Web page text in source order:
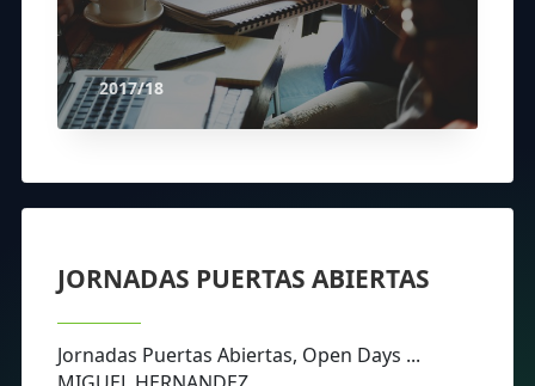
2017/18
JORNADAS PUERTAS ABIERTAS
Jornadas Puertas Abiertas, Open Days ...